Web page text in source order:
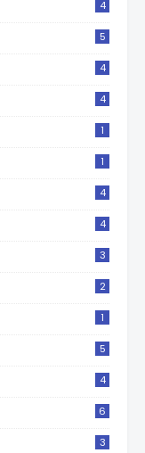
4
5
4
4
1
1
4
4
3
2
1
5
4
6
3